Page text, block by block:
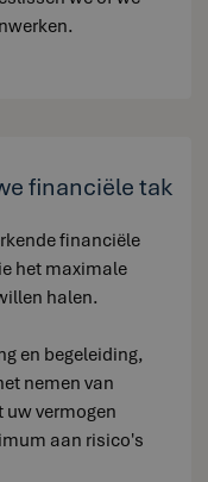
financiële tak
financiële
het maximale
halen.
en begeleiding,
nemen van
vermogen
aan risico's